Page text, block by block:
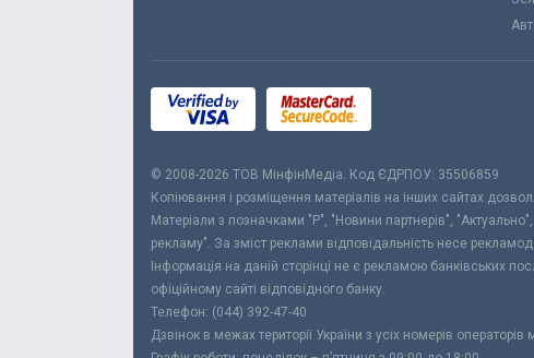
© 2008-2026 ТОВ МiнфiнМедiа. Код ЄДРПОУ: 35506859
Копіювання і розміщення матеріалів на інших сайтах
Матеріали з позначками "Р", "Новини партнерів",
рекламу". За зміст реклами відповідальність несе
Інформація на даній сторінці не є рекламою банківських
офіційному сайті відповідного банку.
Телефон: (044) 392-47-40
Дзвінок в межах території України з усіх номерів